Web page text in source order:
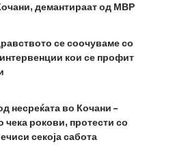
демантираат од МВР
се соочуваме со
кои се профит
несреќата во Кочани –
чека рокови, протести со
секоја сабота